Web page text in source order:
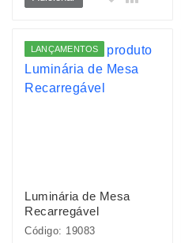
LANÇAMENTOS
Luminária de Mesa
Recarregável
Código: 19083